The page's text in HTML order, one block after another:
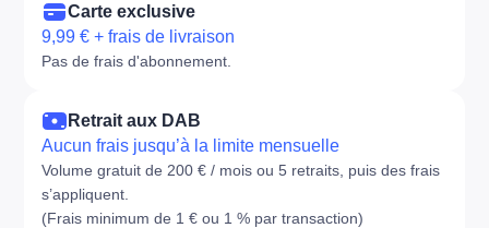
Carte exclusive
9,99 € + frais de livraison
Pas de frais d'abonnement.
Retrait aux DAB
Aucun frais jusqu’à la limite mensuelle
Volume gratuit de 200 € / mois ou 5 retraits, puis des frais
s’appliquent.
(Frais minimum de 1 € ou 1 % par transaction)